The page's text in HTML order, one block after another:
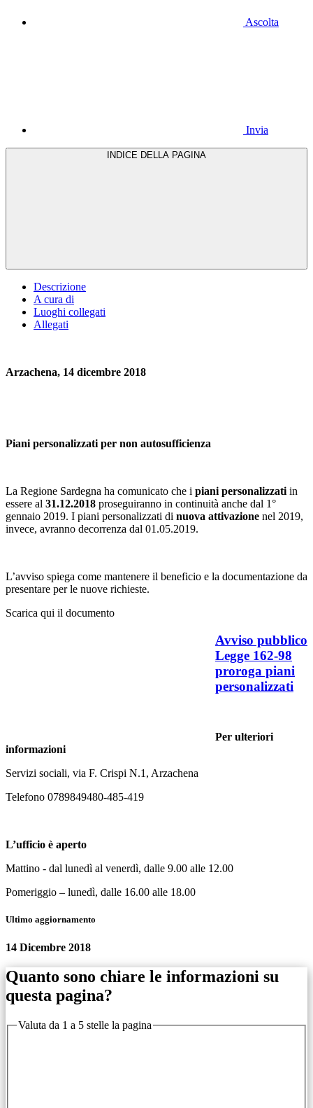
Ascolta
Invia
Descrizione
A cura di
Luoghi collegati
Allegati
Arzachena, 14 dicembre 2018
Piani personalizzati per non autosufficienza
La Regione Sardegna ha comunicato che i piani personalizzati in
essere al 31.12.2018 proseguiranno in continuità anche dal 1°
gennaio 2019. I piani personalizzati di nuova attivazione nel 2019,
invece, avranno decorrenza dal 01.05.2019.
L’avviso spiega come mantenere il beneficio e la documentazione da
presentare per le nuove richieste.
Scarica qui il documento
Avviso pubblico
Legge 162-98
proroga piani
personalizzati
Per ulteriori
informazioni
Servizi sociali, via F. Crispi N.1, Arzachena
Telefono 0789849480-485-419
L’ufficio è aperto
Mattino - dal lunedì al venerdì, dalle 9.00 alle 12.00
Pomeriggio – lunedì, dalle 16.00 alle 18.00
Ultimo aggiornamento
14 Dicembre 2018
Quanto sono chiare le informazioni su
questa pagina?
Valuta da 1 a 5 stelle la pagina